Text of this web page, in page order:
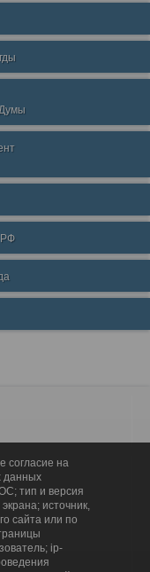
Думы
согласие на
данных
тип и версия
источник,
сайта или по
ip-